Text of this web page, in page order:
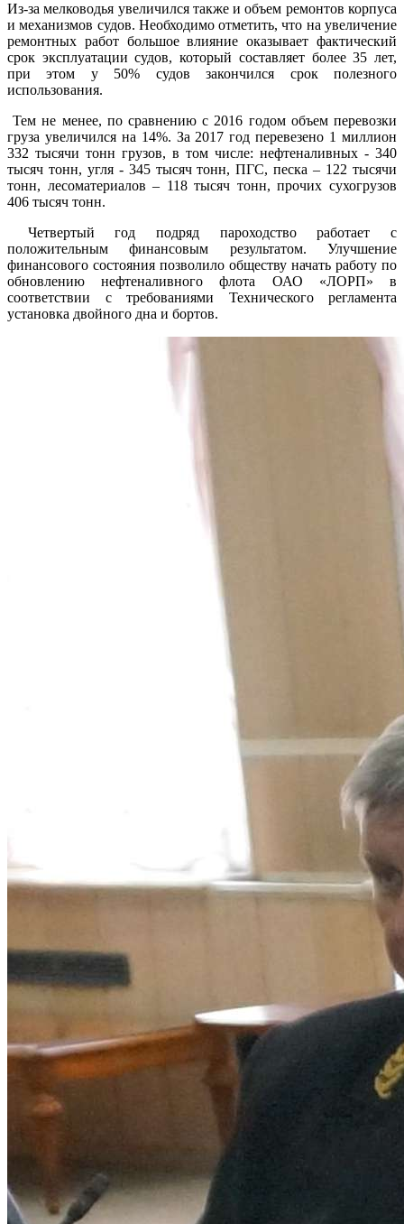
Из-за мелководья увеличился также и объем ремонтов корпуса
и механизмов судов. Необходимо отметить, что на увеличение
ремонтных работ большое влияние оказывает фактический
срок эксплуатации судов, который составляет более 35 лет,
при этом у 50% судов закончился срок полезного
использования.
Тем не менее, по сравнению с 2016 годом объем перевозки
груза увеличился на 14%. За 2017 год перевезено 1 миллион
332 тысячи тонн грузов, в том числе: нефтеналивных - 340
тысяч тонн, угля - 345 тысяч тонн, ПГС, песка – 122 тысячи
тонн, лесоматериалов – 118 тысяч тонн, прочих сухогрузов
406 тысяч тонн.
Четвертый год подряд пароходство работает с
положительным финансовым результатом. Улучшение
финансового состояния позволило обществу начать работу по
обновлению нефтеналивного флота ОАО «ЛОРП» в
соответствии с требованиями Технического регламента
установка двойного дна и бортов.